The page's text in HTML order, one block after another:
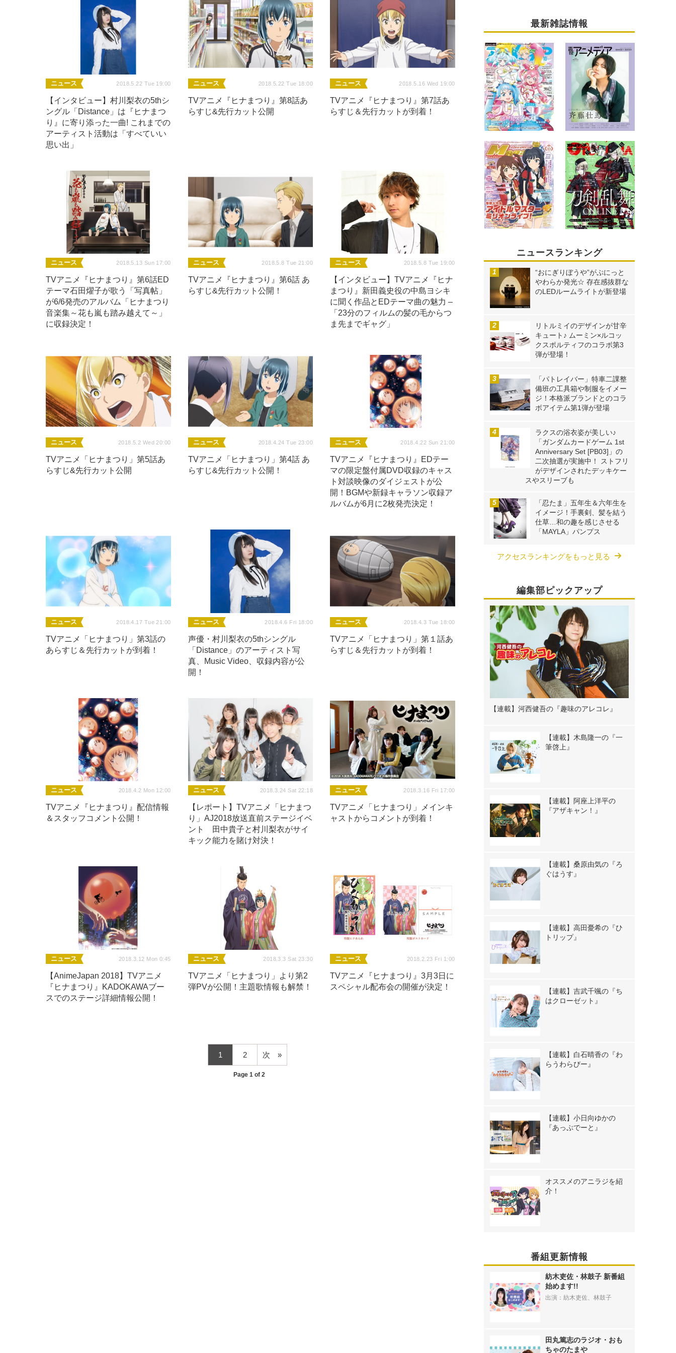
ニュース 2018.5.22 Tue 19:00
【インタビュー】村川梨衣の5thシ
ングル「Distance」は『ヒナまつ
り』に寄り添った一曲! これまでの
アーティスト活動は「すべていい
思い出」
ニュース 2018.5.22 Tue 18:00
TVアニメ『ヒナまつり』第8話あ
らすじ&先行カット公開
ニュース 2018.5.16 Wed 19:00
TVアニメ『ヒナまつり』第7話あ
らすじ＆先行カットが到着！
ニュース 2018.5.13 Sun 17:00
TVアニメ『ヒナまつり』第6話ED
テーマ石田燿子が歌う「写真帖」
が6/6発売のアルバム「ヒナまつり
音楽集～花も嵐も踏み越えて～」
に収録決定！
ニュース 2018.5.8 Tue 21:00
TVアニメ『ヒナまつり』第6話 あ
らすじ&先行カット公開！
ニュース 2018.5.8 Tue 19:00
【インタビュー】TVアニメ『ヒナ
まつり』新田義史役の中島ヨシキ
に聞く作品とEDテーマ曲の魅力 –
「23分のフィルムの髪の毛からつ
ま先までギャグ」
ニュース 2018.5.2 Wed 20:00
TVアニメ「ヒナまつり」第5話あ
らすじ&先行カット公開
ニュース 2018.4.24 Tue 23:00
TVアニメ「ヒナまつり」第4話 あ
らすじ&先行カット公開！
ニュース 2018.4.22 Sun 21:00
TVアニメ『ヒナまつり』EDテー
マの限定盤付属DVD収録のキャス
ト対談映像のダイジェストが公
開！BGMや新録キャラソン収録ア
ルバムが6月に2枚発売決定！
ニュース 2018.4.17 Tue 21:00
TVアニメ「ヒナまつり」第3話の
あらすじ＆先行カットが到着！
ニュース 2018.4.6 Fri 18:00
声優・村川梨衣の5thシングル
「Distance」のアーティスト写
真、Music Video、収録内容が公
開！
ニュース 2018.4.3 Tue 18:00
TVアニメ「ヒナまつり」第１話あ
らすじ＆先行カットが到着！
ニュース 2018.4.2 Mon 12:00
TVアニメ『ヒナまつり』配信情報
＆スタッフコメント公開！
ニュース 2018.3.24 Sat 22:18
【レポート】TVアニメ「ヒナまつ
り」AJ2018放送直前ステージイベ
ント 田中貴子と村川梨衣がサイ
キック能力を賭け対決！
ニュース 2018.3.16 Fri 17:00
TVアニメ「ヒナまつり」メインキ
ャストからコメントが到着！
ニュース 2018.3.12 Mon 0:45
【AnimeJapan 2018】TVアニメ
『ヒナまつり』KADOKAWAブー
スでのステージ詳細情報公開！
ニュース 2018.3.3 Sat 23:30
TVアニメ「ヒナまつり」より第2
弾PVが公開！主題歌情報も解禁！
ニュース 2018.2.23 Fri 1:00
TVアニメ『ヒナまつり』3月3日に
スペシャル配布会の開催が決定！
1 2 次
Page 1 of 2
最新雑誌情報
ニュースランキング
“おにぎりぼうや”がぷにっと
やわらか発光☆ 存在感抜群な
のLEDルームライトが新登場
リトルミイのデザインが甘辛
キュート♪ ムーミン×ルコッ
クスポルティフのコラボ第3
弾が登場！
「パトレイバー」特車二課整
備班の工具箱や制服をイメー
ジ！本格派ブランドとのコラ
ボアイテム第1弾が登場
ラクスの浴衣姿が美しい♪
「ガンダムカードゲーム 1st
Anniversary Set [PB03]」の
二次抽選が実施中！ ストフリ
がデザインされたデッキケー
スやスリーブも
「忍たま」五年生＆六年生を
イメージ！手裏剣、髪を結う
仕草…和の趣を感じさせる
「MAYLA」パンプス
アクセスランキングをもっと見る
編集部ピックアップ
【連載】河西健吾の『趣味のアレコレ』
【連載】木島隆一の『一
筆啓上』
【連載】阿座上洋平の
『アザキャン！』
【連載】桑原由気の『ろ
ぐはうす』
【連載】高田憂希の『ひ
トリップ』
【連載】吉武千颯の『ち
はクローゼット』
【連載】白石晴香の『わ
らうわらびー』
【連載】小日向ゆかの
『あっぷでーと』
オススメのアニラジを紹
介！
番組更新情報
紡木吏佐・林鼓子 新番組
始めます!!
出演：紡木吏佐、林鼓子
田丸篤志のラジオ・おも
ちゃのたまや